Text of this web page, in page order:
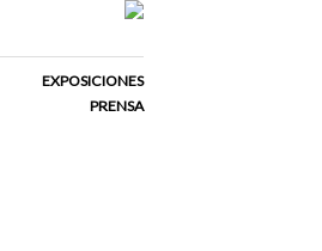
EXPOSICIONES
PRENSA